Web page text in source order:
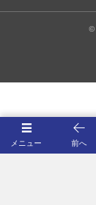
©
メニュー 前へ